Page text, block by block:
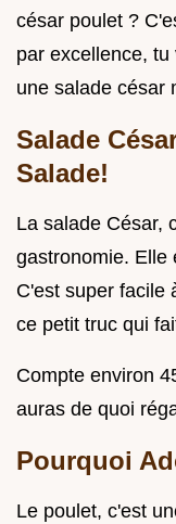
césar poulet ?
par excellence,
une salade césar
Salade
Salade!
La salade César,
gastronomie. Elle
C'est super facile
ce petit truc qui
Compte environ
auras de quoi
Pourquoi
Le poulet, c'est